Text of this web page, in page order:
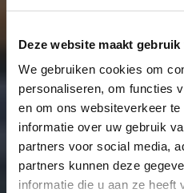
Deze website maakt
We gebruiken cookies om
personaliseren, om functies
en om ons websiteverkeer
informatie over uw gebruik
partners voor social media,
partners kunnen deze
informatie die u aan ze heeft